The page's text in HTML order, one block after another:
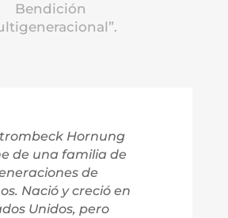
Bendición
Hornung
de una familia de
de
Nació y creció en
Unidos, pero